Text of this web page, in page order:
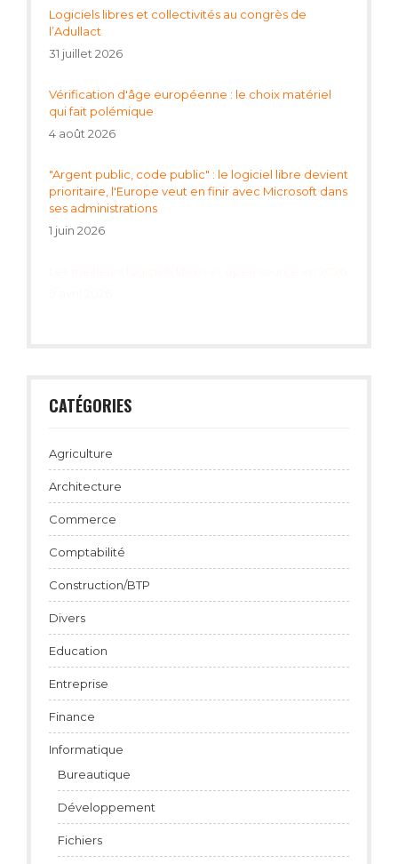
Logiciels libres et collectivités au congrès de
l’Adullact
31 juillet 2026
Vérification d'âge européenne : le choix matériel
qui fait polémique
4 août 2026
"Argent public, code public" : le logiciel libre devient
prioritaire, l'Europe veut en finir avec Microsoft dans
ses administrations
1 juin 2026
CATÉGORIES
Agriculture
Architecture
Commerce
Comptabilité
Construction/BTP
Divers
Education
Entreprise
Finance
Informatique
Bureautique
Développement
Fichiers